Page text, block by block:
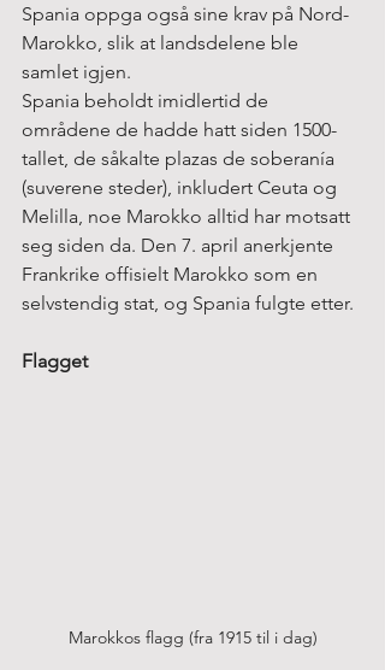
Spania oppga også sine krav på Nord-
Marokko, slik at landsdelene ble
samlet igjen.
Spania beholdt imidlertid de
områdene de hadde hatt siden 1500-
tallet, de såkalte plazas de soberanía
(suverene steder), inkludert Ceuta og
Melilla, noe Marokko alltid har motsatt
seg siden da. Den 7. april anerkjente
Frankrike offisielt Marokko som en
selvstendig stat, og Spania fulgte etter.
Flagget
Marokkos flagg (fra 1915 til i dag)